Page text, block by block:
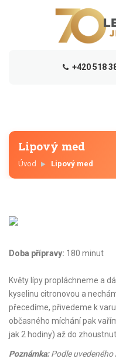
+420 518
Lipový med
Úvod Lipový med
Doba přípravy: 180 minut
Květy lípy propláchneme a
kyselinu citronovou a
přecedíme, přivedeme k
občasného míchání pak
jak 2 hodiny) až do
Poznámka:Podle uvedeného